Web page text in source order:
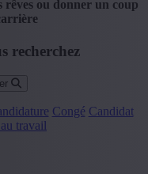
ou donner un coup
recherchez
Congé Candidat
travail